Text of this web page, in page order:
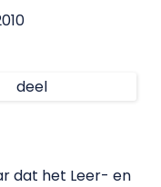
deel
dat het Leer- en